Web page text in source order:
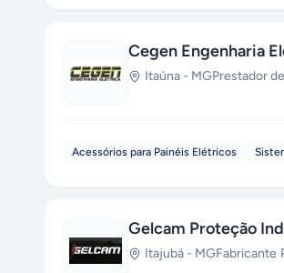
Cegen Engenharia
Itaúna - MGPrestador
Acessórios para Painéis Elétricos
Gelcam Proteção
Itajubá - MGFabricante·